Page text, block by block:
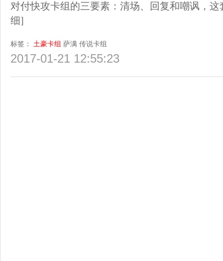
对付快攻卡组的三要素：清场、回复和嘲讽，
细]
标签： 土豪卡组 萨满 传说卡组
2017-01-21 12:55:23